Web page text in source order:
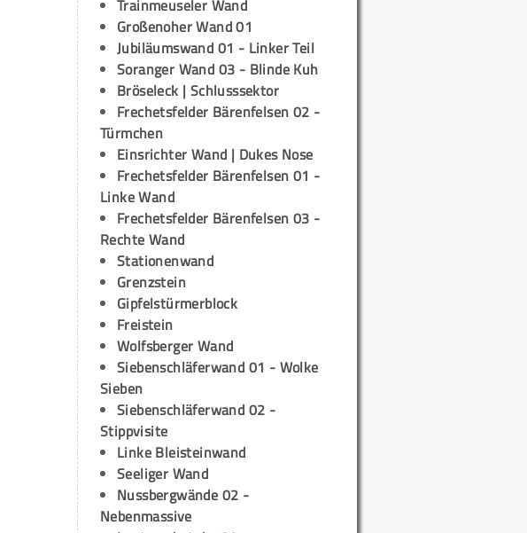
Trainmeuseler Wand
Großenoher Wand 01
Jubiläumswand 01 - Linker Teil
Soranger Wand 03 - Blinde Kuh
Bröseleck | Schlusssektor
Frechetsfelder Bärenfelsen 02 -
Türmchen
Einsrichter Wand | Dukes Nose
Frechetsfelder Bärenfelsen 01 -
Linke Wand
Frechetsfelder Bärenfelsen 03 -
Rechte Wand
Stationenwand
Grenzstein
Gipfelstürmerblock
Freistein
Wolfsberger Wand
Siebenschläferwand 01 - Wolke
Sieben
Siebenschläferwand 02 -
Stippvisite
Linke Bleisteinwand
Seeliger Wand
Nussbergwände 02 -
Nebenmassive